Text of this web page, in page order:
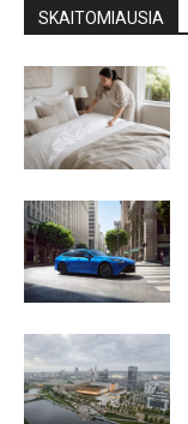
SKAITOMIAUSIA